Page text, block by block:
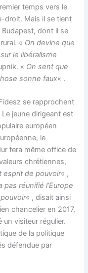
temps vers le
droit. Mais il se tient
Budapest, dont il se
« On devine que
le libéralisme
« On sent que
sonne faux« .
se rapprochent
jeune dirigeant est
européen
le
fera même office de
chrétiennes,
esprit de pouvoir« ,
pas réunifié l’Europe
« , disait ainsi
chancelier en 2017,
visiteur régulier.
de la politique
défendue par